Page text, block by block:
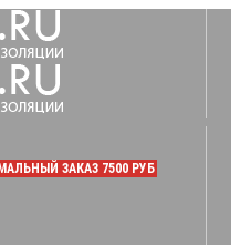
ЗАКАЗ 7500 РУБ